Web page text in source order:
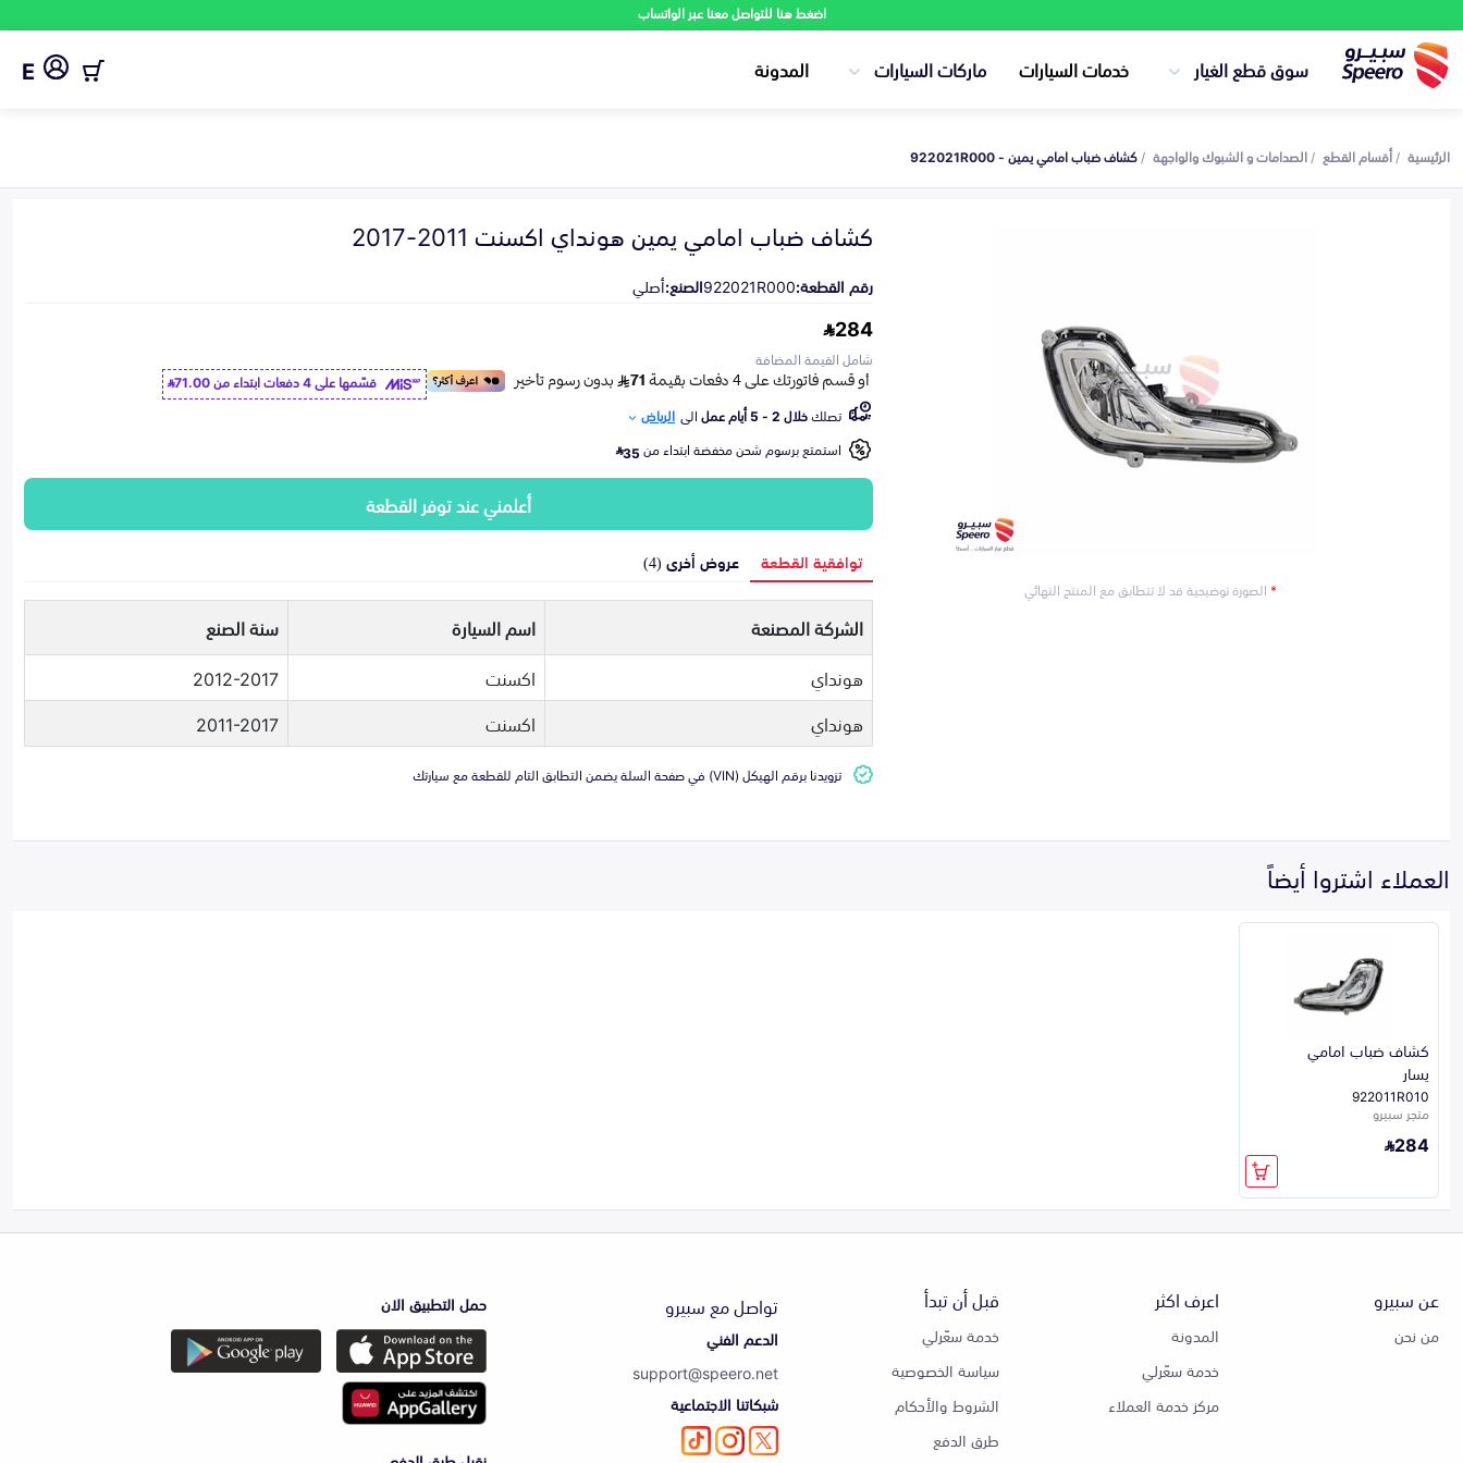
اضغط هنا للتواصل معنا عبر الواتساب
سوق قطع الغيار خدمات السيارات ماركات السيارات المدونة E
الرئيسية أقسام القطع الصدامات و الشبوك والواجهة كشاف ضباب امامي يمين - 922021R000
*الصورة توضيحية قد لا تتطابق مع المنتج النهائي
كشاف ضباب امامي يمين هونداي اكسنت 2011-2017
رقم القطعة:922021R000الصنع:أصلي
284
شامل القيمة المضافة
قسّمها على 4 دفعات ابتداء من
71.00
تصلكخلال 2 - 5 أيام عمل الى الرياض
استمتع برسوم شحن مخفضة ابتداء من35
أعلمني عند توفر القطعة
توافقية القطعة عروض أخرى (4)
الشركة المصنعة اسم السيارة
سنة الصنع
هونداي
اكسنت
2012-2017
هونداي
اكسنت 2011-2017
تزويدنا برقم الهيكل (VIN) في صفحة السلة يضمن التطابق التام للقطعة مع سيارتك
العملاء اشتروا أيضاً
كشاف ضباب امامي
يسار
922011R010
متجر سبيرو
284
عن سبيرو
من نحن
اعرف اكثر
المدونة
خدمة سعّرلي
مركز خدمة العملاء
قبل أن تبدأ
خدمة سعّرلي
سياسة الخصوصية
الشروط والأحكام
طرق الدفع
تواصل مع سبيرو
الدعم الفني
support@speero.net
شبكاتنا الاجتماعية
حمل التطبيق الان